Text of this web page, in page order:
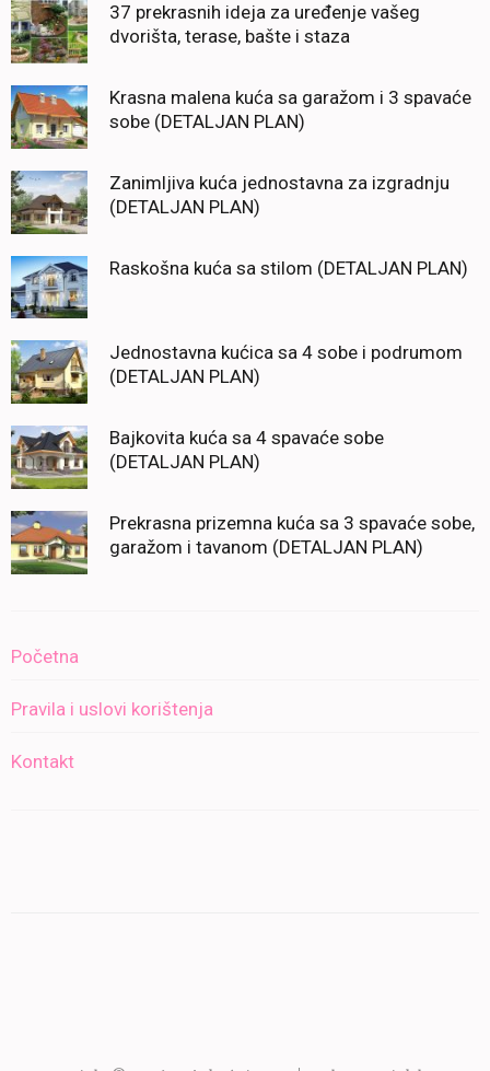
37 prekrasnih ideja za uređenje vašeg
dvorišta, terase, bašte i staza
Krasna malena kuća sa garažom i 3 spavaće
sobe (DETALJAN PLAN)
Zanimljiva kuća jednostavna za izgradnju
(DETALJAN PLAN)
Raskošna kuća sa stilom (DETALJAN PLAN)
Jednostavna kućica sa 4 sobe i podrumom
(DETALJAN PLAN)
Bajkovita kuća sa 4 spavaće sobe
(DETALJAN PLAN)
Prekrasna prizemna kuća sa 3 spavaće sobe,
garažom i tavanom (DETALJAN PLAN)
Početna
Pravila i uslovi korištenja
Kontakt